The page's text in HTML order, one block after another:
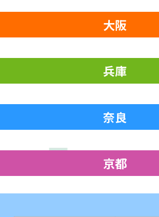
大阪
兵庫
奈良
京都